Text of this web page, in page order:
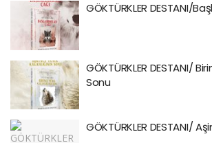
GÖKTÜRKLER DESTANI/
GÖKTÜRKLER DESTANI/
Sonu
GÖKTÜRKLER DESTANI/